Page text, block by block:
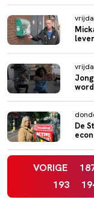
De
VORIGE
193